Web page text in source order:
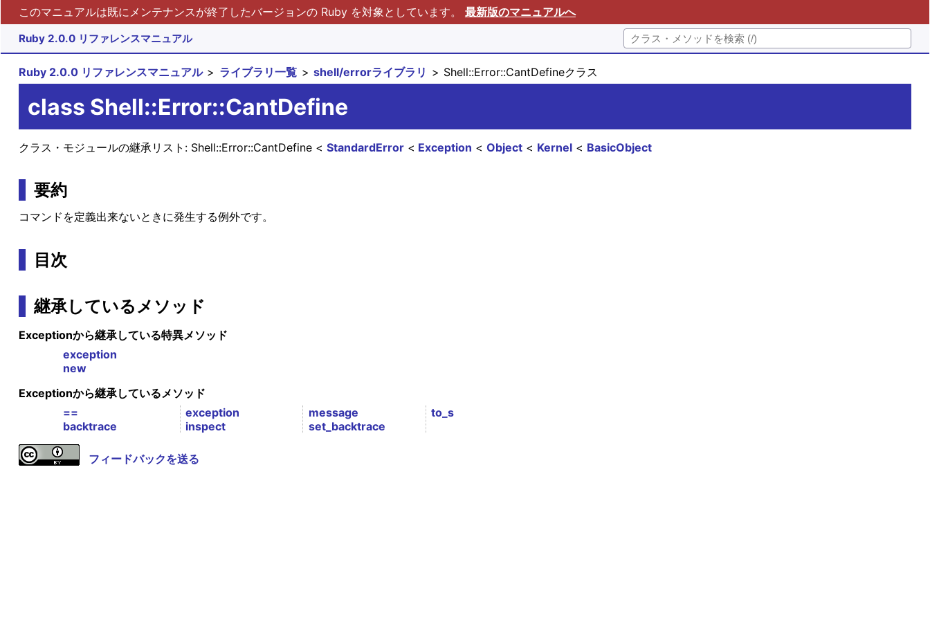
このマニュアルは既にメンテナンスが終了したバージョンの Ruby を対象としています。 最新版のマニュアルへ
Ruby 2.0.0 リファレンスマニュアル
Ruby 2.0.0 リファレンスマニュアル ライブラリ一覧 shell/errorライブラリ Shell::Error::CantDefineクラス
class Shell::Error::CantDefine
クラス・モジュールの継承リスト: BasicObject
Kernel
Object
Exception
StandardError
Shell::Error::CantDefine
要約
コマンドを定義出来ないときに発生する例外です。
目次
継承しているメソッド
Exceptionから継承している特異メソッド
exception
new
Exceptionから継承しているメソッド
==
backtrace
exception
inspect
message
set_backtrace
to_s
フィードバックを送る